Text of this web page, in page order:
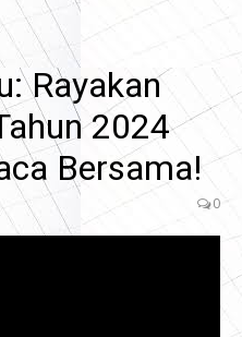
Rayakan
2024
Bersama!
0